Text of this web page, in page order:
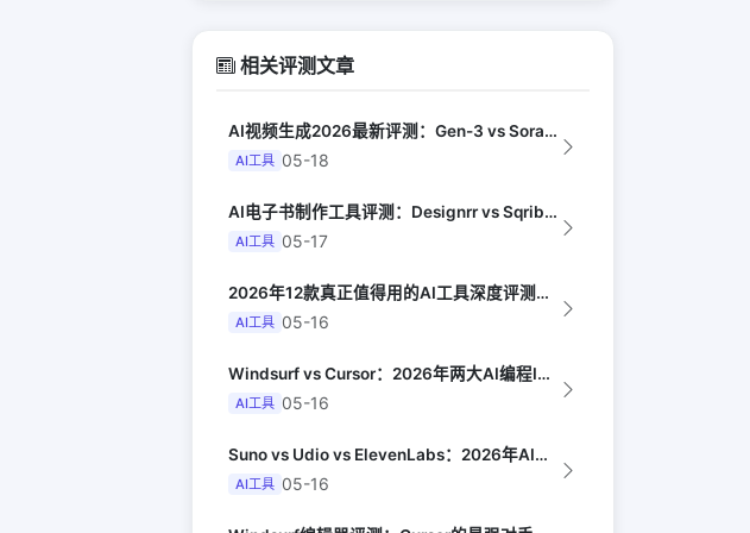
相关评测文章
AI视频生成2026最新评测：Gen-3 vs Sora vs Kling vs...
AI工具 05-18
AI电子书制作工具评测：Designrr vs Sqribble vs Vell...
AI工具 05-17
2026年12款真正值得用的AI工具深度评测（Synthesia评选）
AI工具 05-16
Windsurf vs Cursor：2026年两大AI编程IDE终极对决实测（...
AI工具 05-16
Suno vs Udio vs ElevenLabs：2026年AI音乐生成器三...
AI工具 05-16